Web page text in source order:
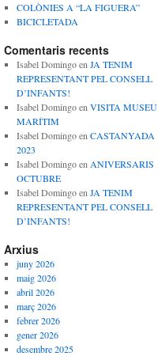
COLÒNIES A “LA FIGUERA”
BICICLETADA
Comentaris recents
Isabel Domingoen JA TENIM
REPRESENTANT PEL CONSELL
D’INFANTS!
Isabel Domingoen VISITA MUSEU
MARÍTIM
Isabel Domingoen CASTANYADA
2023
Isabel Domingoen ANIVERSARIS
OCTUBRE
Isabel Domingoen JA TENIM
REPRESENTANT PEL CONSELL
D’INFANTS!
Arxius
juny 2026
maig 2026
abril 2026
març 2026
febrer 2026
gener 2026
desembre 2025